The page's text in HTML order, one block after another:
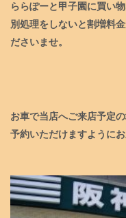
ららぽーと甲子園に買い
別処理をしないと割増料
ださいませ。
お車で当店へご来店予定
予約いただけますようにお